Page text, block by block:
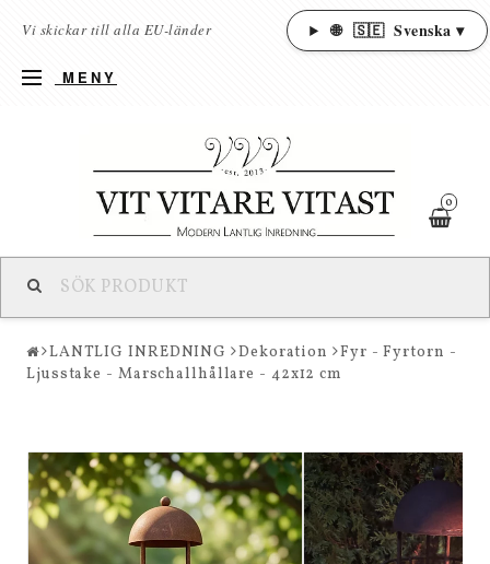
Vi skickar till alla EU-länder 🌐 🇸🇪 Svenska ▾
MENY
0
LANTLIG INREDNING Dekoration
Fyr - Fyrtorn -
Ljusstake - Marschallhållare - 42x12 cm